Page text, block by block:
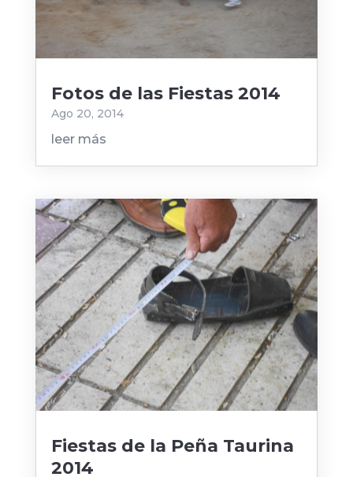
Fotos de las Fiestas 2014
Ago 20, 2014
leer más
Fiestas de la Peña Taurina
2014